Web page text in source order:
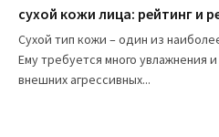
сухой кожи лица: рейтинг и
Сухой тип кожи – один из
Ему требуется много увлажнения
внешних агрессивных...